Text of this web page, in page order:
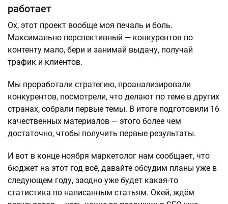
работает
Ох, этот проект вообще моя печаль и боль.
Максимально перспективный — конкурентов по
контенту мало, бери и занимай выдачу, получай
трафик и клиентов.
Мы проработали стратегию, проанализировали
конкурентов, посмотрели, что делают по теме в других
странах, собрали первые темы. В итоге подготовили 16
качественных материалов — этого более чем
достаточно, чтобы получить первые результаты.
И вот в конце ноября маркетолог нам сообщает, что
бюджет на этот год всё, давайте обсудим планы уже в
следующем году, заодно уже будет какая-то
статистика по написанным статьям. Окей, ждём